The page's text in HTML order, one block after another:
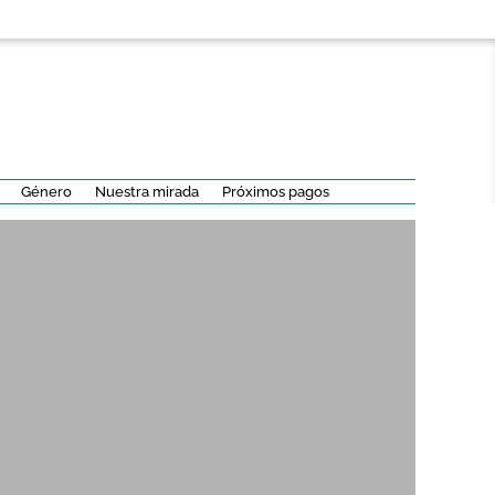
Género Nuestra mirada Próximos pagos